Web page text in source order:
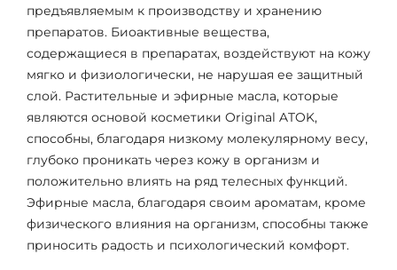
предъявляемым к производству и хранению
препаратов. Биоактивные вещества,
содержащиеся в препаратах, воздействуют на кожу
мягко и физиологически, не нарушая ее защитный
слой. Растительные и эфирные масла, которые
являются основой косметики Original ATOK,
способны, благодаря низкому молекулярному весу,
глубоко проникать через кожу в организм и
положительно влиять на ряд телесных функций.
Эфирные масла, благодаря своим ароматам, кроме
физического влияния на организм, способны также
приносить радость и психологический комфорт.